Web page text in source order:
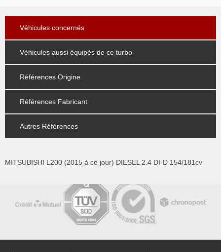
Véhicules concernés
Véhicules aussi équipés de ce turbo
Références Origine
Références Fabricant
Autres Références
MITSUBISHI L200 (2015 à ce jour) DIESEL 2.4 DI-D 154/181cv